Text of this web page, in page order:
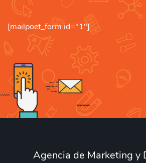
[mailpoet_form id="1"]
Agencia de Marketing y